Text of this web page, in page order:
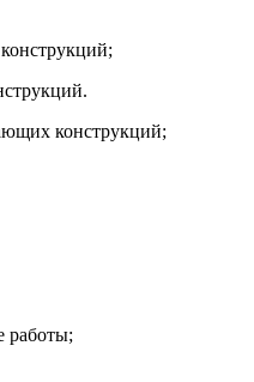
конструкций;
работы;